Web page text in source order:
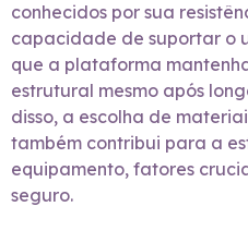
conhecidos por sua
capacidade de suportar o
que a plataforma
estrutural mesmo após
disso, a escolha de
também contribui para a
equipamento, fatores
seguro.